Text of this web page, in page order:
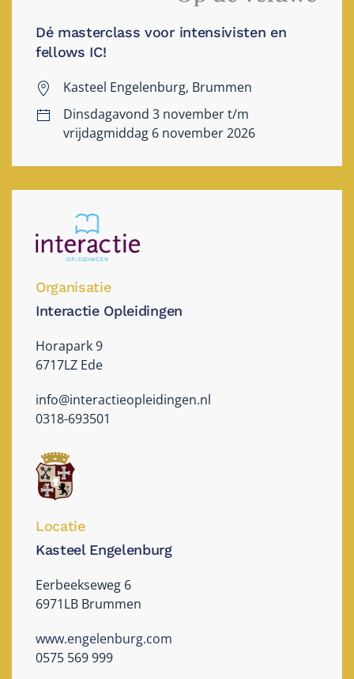
Dé masterclass voor intensivisten en
fellows IC!
Kasteel Engelenburg, Brummen
Dinsdagavond 3 november t/m
vrijdagmiddag 6 november 2026
Organisatie
Interactie Opleidingen
Horapark 9
6717LZ Ede
info@interactieopleidingen.nl
0318-693501
Locatie
Kasteel Engelenburg
Eerbeekseweg 6
6971LB Brummen
www.engelenburg.com
0575 569 999